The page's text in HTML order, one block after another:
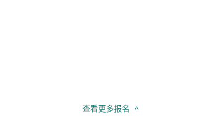
查看更多报名 ^